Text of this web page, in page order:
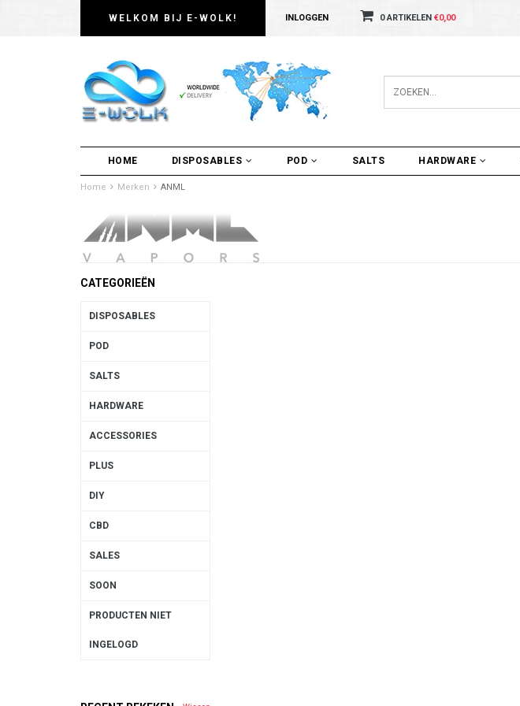
WELKOM BIJ E-WOLK! INLOGGEN 0 ARTIKELEN €0,00
HOME DISPOSABLES POD SALTS HARDWARE
Home Merken ANML
CATEGORIEËN
DISPOSABLES
POD
SALTS
HARDWARE
ACCESSORIES
PLUS
DIY
CBD
SALES
SOON
PRODUCTEN NIET
INGELOGD